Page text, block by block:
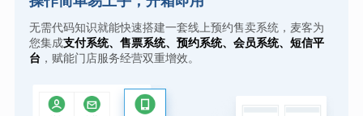
无需代码知识就能快速搭建一套线上预约售卖系统，麦客为
您集成支付系统、售票系统、预约系统、会员系统、短信平
台 ，赋能门店服务经营双重增效。